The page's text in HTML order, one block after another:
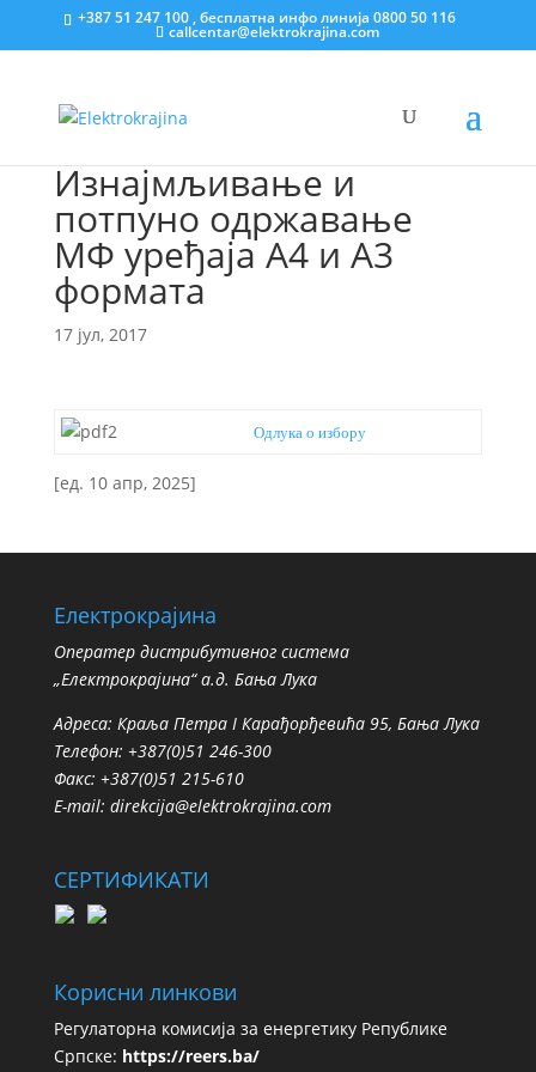
+387 51 247 100 , бесплатна инфо линија 0800 50 116
callcentar@elektrokrajina.com
Изнајмљивање и
потпуно одржавање
МФ уређаја А4 и А3
формата
17 јул, 2017
[ед. 10 апр, 2025]
Одлука о избору
Електрокрајина
Oператер дистрибутивног система
„Електрокрајина“ а.д. Бања Лука
Адреса: Краља Петра I Карађорђевића 95, Бања Лука
Телефон: +387(0)51 246-300
Факс: +387(0)51 215-610
E-mail: direkcija@elektrokrajina.com
СЕРТИФИКАТИ
Корисни линкови
Регулаторна комисија за енергетику Републике
Српске: https://reers.ba/